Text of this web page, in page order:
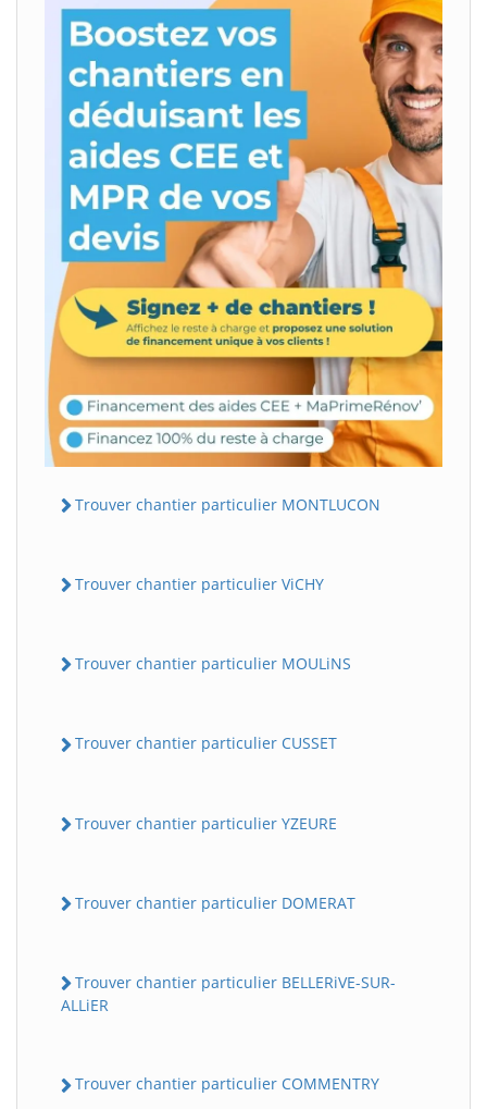
Trouver chantier particulier MONTLUCON
Trouver chantier particulier ViCHY
Trouver chantier particulier MOULiNS
Trouver chantier particulier CUSSET
Trouver chantier particulier YZEURE
Trouver chantier particulier DOMERAT
Trouver chantier particulier BELLERiVE-SUR-
ALLiER
Trouver chantier particulier COMMENTRY